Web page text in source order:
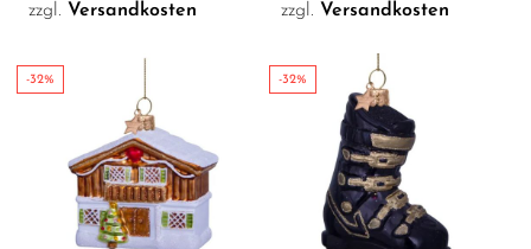
zzgl. Versandkosten zzgl. Versandkosten
-32% -32%